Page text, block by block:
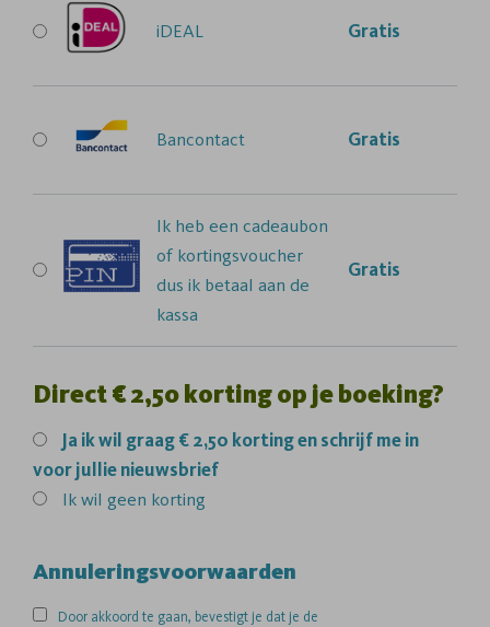
iDEAL Gratis
Bancontact Gratis
Ik heb een cadeaubon
of kortingsvoucher
dus ik betaal aan de
kassa
Gratis
Direct € 2,50 korting op je boeking?
Ja ik wil graag € 2,50 korting en schrijf me in
voor jullie nieuwsbrief
Ik wil geen korting
Annuleringsvoorwaarden
Door akkoord te gaan, bevestigt je dat je de